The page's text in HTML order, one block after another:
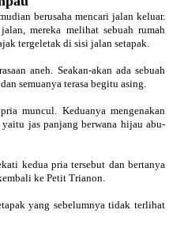
berusaha mencari jalan keluar.
mereka melihat sebuah rumah
tergeletak di sisi jalan setapak.
aneh. Seakan-akan ada sebuah
semuanya terasa begitu asing.
muncul. Keduanya mengenakan
jas panjang berwana hijau abu-
kedua pria tersebut dan bertanya
ke Petit Trianon.
yang sebelumnya tidak terlihat